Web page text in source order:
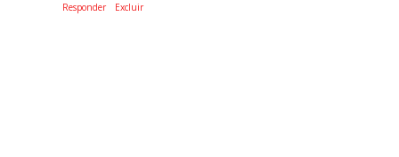
Responder Excluir